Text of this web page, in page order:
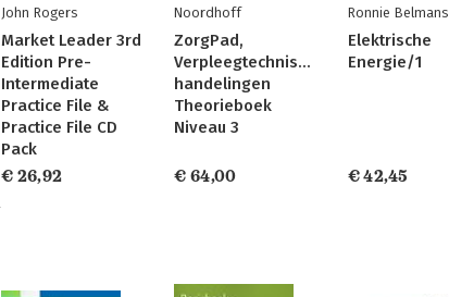
John Rogers
Market Leader 3rd
Edition Pre-
Intermediate
Practice File &
Practice File CD
Pack
€ 26,92
Noordhoff
ZorgPad,
Verpleegtechnische
handelingen
Theorieboek
Niveau 3
€ 64,00
Ronnie Belmans
Elektrische
Energie/1
€ 42,45